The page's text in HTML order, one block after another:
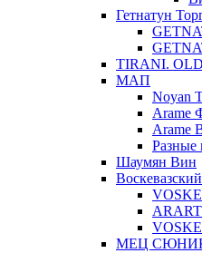
Гетнатун
TIRANI.
МАП
Noyan
Arame
Arame
Разные
Шаумян Вин
МЕЦ